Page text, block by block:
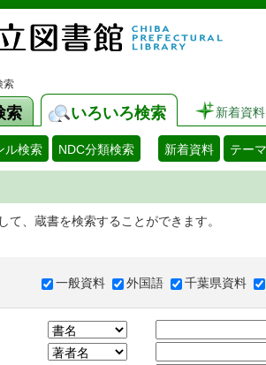
索
索 いろいろ検索 新着資料
ル検索 NDC分類検索 新着資料 テー
て、蔵書を検索することができます。
一般資料 外国語 千葉県資料